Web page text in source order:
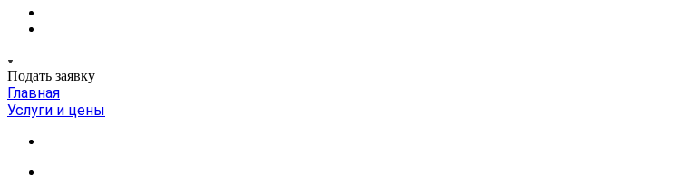
Подать заявку
Главная
Услуги и цены